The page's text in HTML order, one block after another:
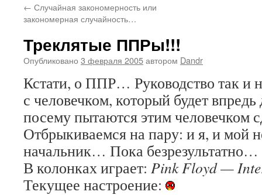
содержимому
← Случайная закономерность или
закономерная случайность…
Треклятые ППРы!!!
Опубликовано 3 февраля 2005автором Dandr
Кстати, о ППР… Руководство так и
с человечком, который будет
посему пытаются этим человечком
Отбрыкиваемся на пару: и я, и мой
начальник… Пока безрезультатно…
В колонках играет: Pink Floyd —
Текущее настроение: